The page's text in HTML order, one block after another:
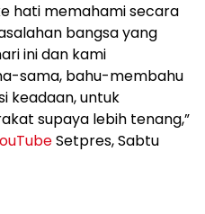
hati memahami secara
bangsa yang
ini dan kami
sama, bahu-membahu
keadaan, untuk
supaya lebih tenang,”
Setpres, Sabtu